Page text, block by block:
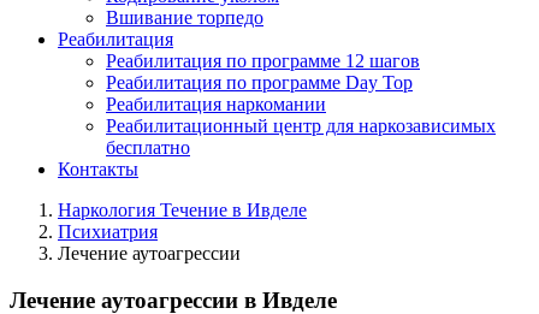
Вшивание торпедо
Реабилитация
Реабилитация по программе 12 шагов
Реабилитация по программе Day Top
Реабилитация наркомании
Реабилитационный центр для наркозависимых
бесплатно
Контакты
Наркология Течение в Ивделе
Психиатрия
Лечение аутоагрессии
Лечение аутоагрессии в Ивделе